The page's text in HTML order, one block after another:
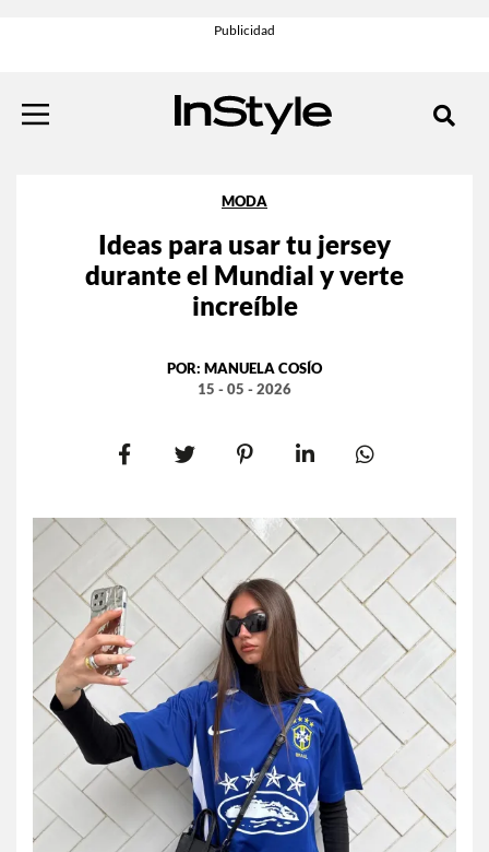
MODA
Ideas para usar tu jersey
durante el Mundial y verte
increíble
POR: MANUELA COSÍO
15 - 05 - 2026